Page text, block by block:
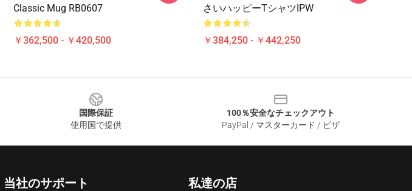
Classic Mug RB0607
￥362,500 - ￥420,500
さいハッピーTシャツIPW
￥384,250 - ￥442,250
国際保証
使用国で提供
100％安全なチェックアウト
PayPal / マスターカード / ビザ
当社のサポート 私達の店